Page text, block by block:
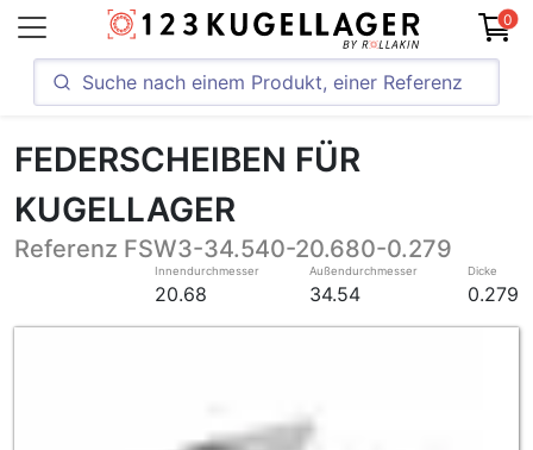
0
FEDERSCHEIBEN FÜR
KUGELLAGER
Referenz FSW3-34.540-20.680-0.279
Innendurchmesser
20.68
Außendurchmesser
34.54
Dicke
0.279